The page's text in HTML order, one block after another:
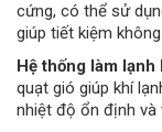
cứng, có thể sử
giúp tiết kiệm
Hệ thống làm lạnh
quạt gió giúp khí
nhiệt độ ổn định